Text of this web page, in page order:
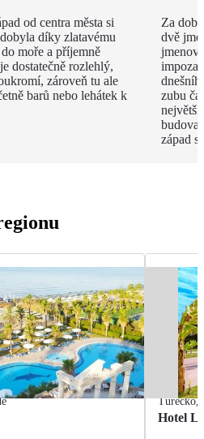
od centra města si
díky zlatavému
moře a příjemně
dostatečně rozlehlý,
zároveň tu ale
barů nebo lehátek k
Za dob
dvě
zubu
největší
budova
západ
Turecko,
Hotel